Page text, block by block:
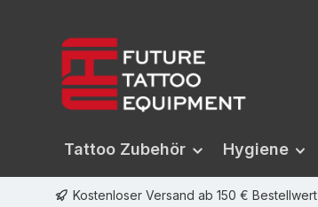
Tattoo Zubehör Hygiene
Kostenloser Versand ab 150 € Bestellwert